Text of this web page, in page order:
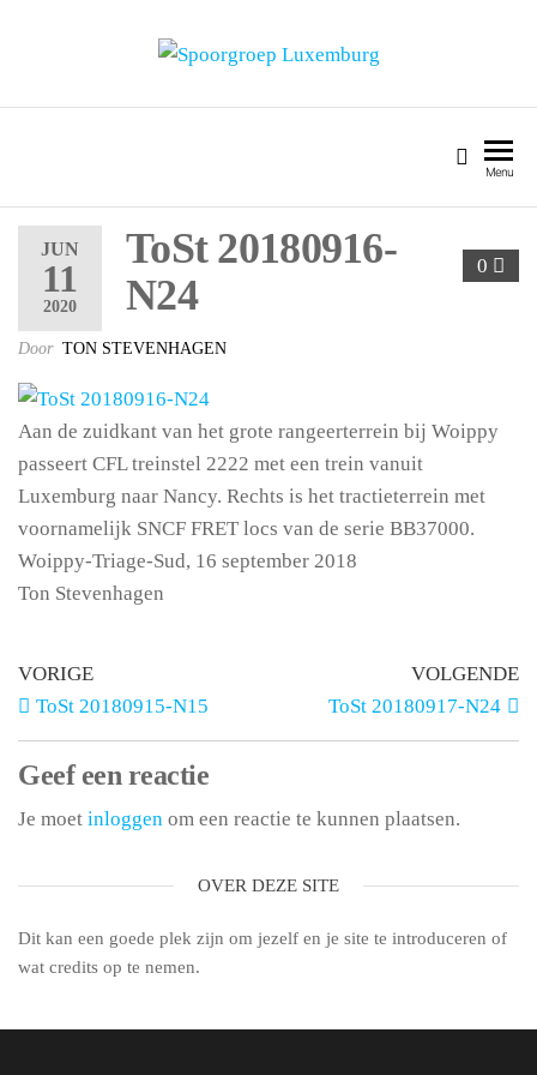
Menu
JUN
11
2020
0
ToSt 20180916-
N24
Door TON STEVENHAGEN
Aan de zuidkant van het grote rangeerterrein bij Woippy
passeert CFL treinstel 2222 met een trein vanuit
Luxemburg naar Nancy. Rechts is het tractieterrein met
voornamelijk SNCF FRET locs van de serie BB37000.
Woippy-Triage-Sud, 16 september 2018
Ton Stevenhagen
VORIGE
ToSt 20180915-N15
VOLGENDE
ToSt 20180917-N24
Geef een reactie
Je moet inloggen om een reactie te kunnen plaatsen.
OVER DEZE SITE
Dit kan een goede plek zijn om jezelf en je site te introduceren of
wat credits op te nemen.